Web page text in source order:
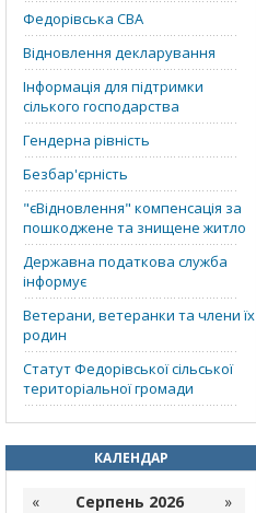
Федорівська СВА
Відновлення декларування
Інформація для підтримки
сілького господарства
Гендерна рівність
Безбар'єрність
"єВідновлення" компенсація за
пошкоджене та знищене житло
Державна податкова служба
інформує
Ветерани, ветеранки та члени їх
родин
Статут Федорівської сільської
територіальної громади
КАЛЕНДАР
« Серпень 2026 »